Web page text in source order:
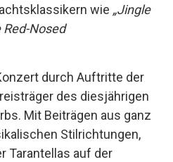
wie „Jingle
Red-Nosed
durch Auftritte der
des diesjährigen
Mit Beiträgen aus ganz
Stilrichtungen,
Tarantellas auf der